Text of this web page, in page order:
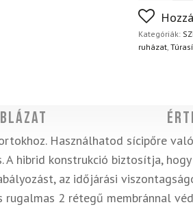
FoxPost
Nem
napon
Kategóriák:
ruházat,
Használhatod sícipőre való
hibrid konstrukció biztosítja, hogy
az időjárási
rugalmas 2 rétegű membránnal